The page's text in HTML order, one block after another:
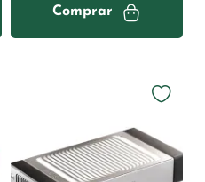
Comprar